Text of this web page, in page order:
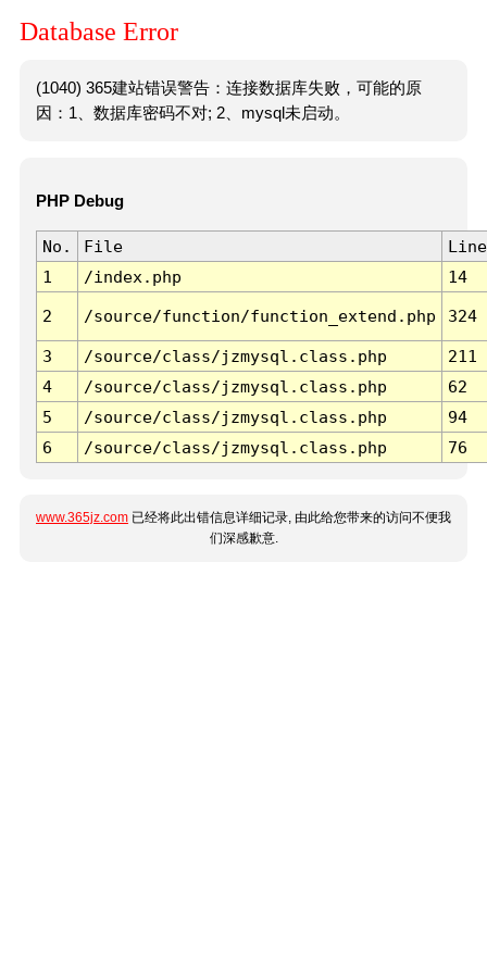
Database Error
(1040) 365建站错误警告：连接数据库失败，可能的原
因：1、数据库密码不对; 2、mysql未启动。
PHP Debug
No. File
Line
1
/index.php 14
2 /source/function/function_extend.php 324
3 /source/class/jzmysql.class.php
211
4
/source/class/jzmysql.class.php
62
5
/source/class/jzmysql.class.php
94
6
/source/class/jzmysql.class.php 76
www.365jz.com 已经将此出错信息详细记录, 由此给您带来的访问不便我
们深感歉意.